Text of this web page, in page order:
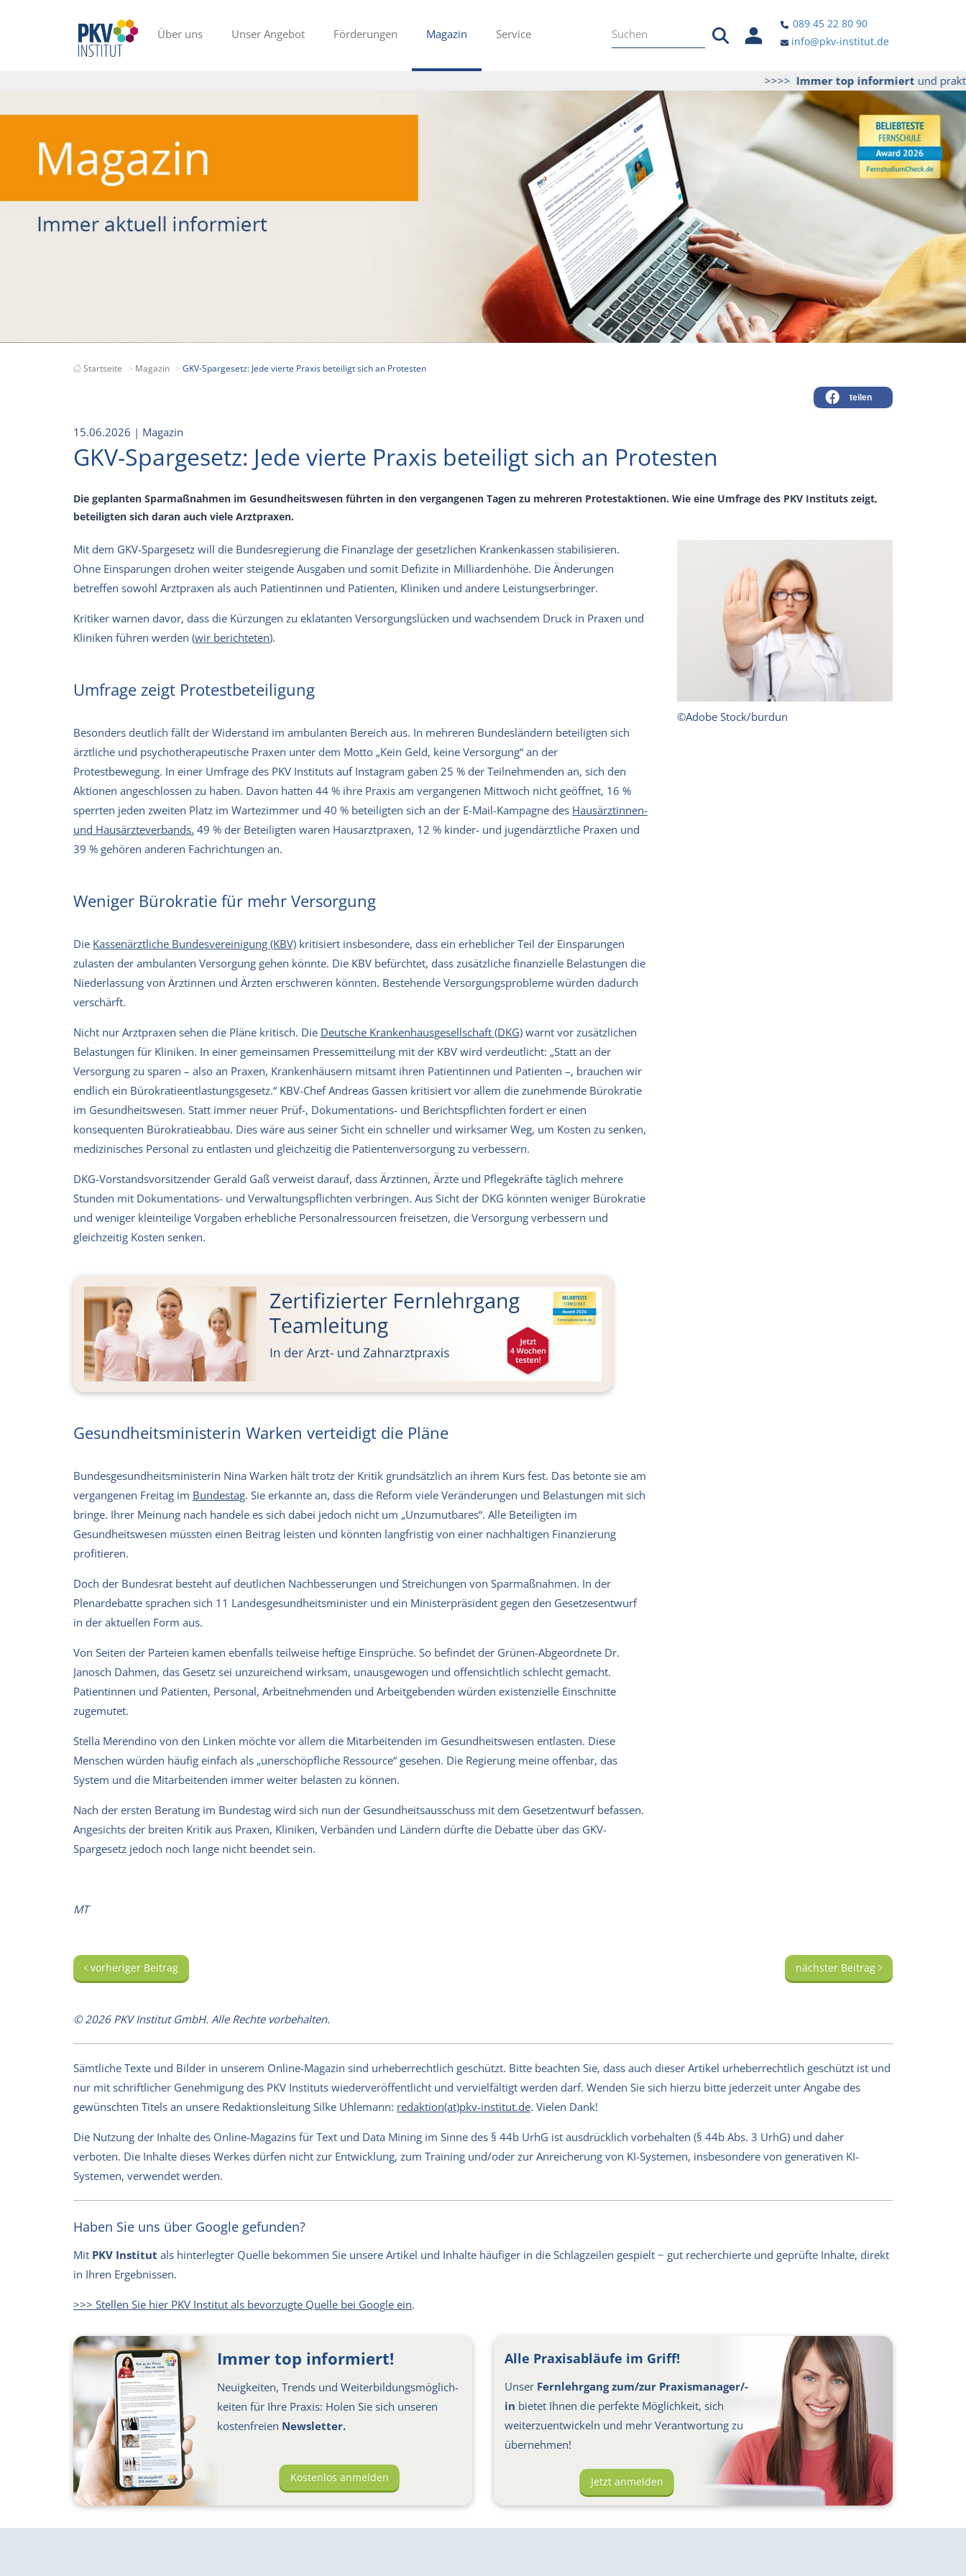
Über uns Unser Angebot Förderungen Magazin Service
089 45 22 80 90
info@pkv-institut.de
Immer top informiertund praktische
Startseite Magazin GKV-Spargesetz: Jede vierte Praxis beteiligt sich an Protesten
teilen
15.06.2026 | Magazin
GKV-Spargesetz: Jede vierte Praxis beteiligt sich an Protesten
Die geplanten Sparmaßnahmen im Gesundheitswesen führten in den vergangenen Tagen zu mehreren Protestaktionen. Wie eine Umfrage des PKV Instituts zeigt,
beteiligten sich daran auch viele Arztpraxen.
©Adobe Stock/burdun
Mit dem GKV-Spargesetz will die Bundesregierung die Finanzlage der gesetzlichen Krankenkassen stabilisieren.
Ohne Einsparungen drohen weiter steigende Ausgaben und somit Defizite in Milliardenhöhe. Die Änderungen
betreffen sowohl Arztpraxen als auch Patientinnen und Patienten, Kliniken und andere Leistungserbringer.
Kritiker warnen davor, dass die Kürzungen zu eklatanten Versorgungslücken und wachsendem Druck in Praxen und
Kliniken führen werden (wir berichteten).
Umfrage zeigt Protestbeteiligung
Besonders deutlich fällt der Widerstand im ambulanten Bereich aus. In mehreren Bundesländern beteiligten sich
ärztliche und psychotherapeutische Praxen unter dem Motto „Kein Geld, keine Versorgung“ an der
Protestbewegung. In einer Umfrage des PKV Instituts auf Instagram gaben 25 % der Teilnehmenden an, sich den
Aktionen angeschlossen zu haben. Davon hatten 44 % ihre Praxis am vergangenen Mittwoch nicht geöffnet, 16 %
sperrten jeden zweiten Platz im Wartezimmer und 40 % beteiligten sich an der E-Mail-Kampagne des Hausärztinnen-
und Hausärzteverbands. 49 % der Beteiligten waren Hausarztpraxen, 12 % kinder- und jugendärztliche Praxen und
39 % gehören anderen Fachrichtungen an.
Weniger Bürokratie für mehr Versorgung
Die Kassenärztliche Bundesvereinigung (KBV) kritisiert insbesondere, dass ein erheblicher Teil der Einsparungen
zulasten der ambulanten Versorgung gehen könnte. Die KBV befürchtet, dass zusätzliche finanzielle Belastungen die
Niederlassung von Ärztinnen und Ärzten erschweren könnten. Bestehende Versorgungsprobleme würden dadurch
verschärft.
Nicht nur Arztpraxen sehen die Pläne kritisch. Die Deutsche Krankenhausgesellschaft (DKG) warnt vor zusätzlichen
Belastungen für Kliniken. In einer gemeinsamen Pressemitteilung mit der KBV wird verdeutlicht: „Statt an der
Versorgung zu sparen – also an Praxen, Krankenhäusern mitsamt ihren Patientinnen und Patienten –, brauchen wir
endlich ein Bürokratieentlastungsgesetz.“ KBV-Chef Andreas Gassen kritisiert vor allem die zunehmende Bürokratie
im Gesundheitswesen. Statt immer neuer Prüf-, Dokumentations- und Berichtspflichten fordert er einen
konsequenten Bürokratieabbau. Dies wäre aus seiner Sicht ein schneller und wirksamer Weg, um Kosten zu senken,
medizinisches Personal zu entlasten und gleichzeitig die Patientenversorgung zu verbessern.
DKG-Vorstandsvorsitzender Gerald Gaß verweist darauf, dass Ärztinnen, Ärzte und Pflegekräfte täglich mehrere
Stunden mit Dokumentations- und Verwaltungspflichten verbringen. Aus Sicht der DKG könnten weniger Bürokratie
und weniger kleinteilige Vorgaben erhebliche Personalressourcen freisetzen, die Versorgung verbessern und
gleichzeitig Kosten senken.
Gesundheitsministerin Warken verteidigt die Pläne
Bundesgesundheitsministerin Nina Warken hält trotz der Kritik grundsätzlich an ihrem Kurs fest. Das betonte sie am
vergangenen Freitag im Bundestag. Sie erkannte an, dass die Reform viele Veränderungen und Belastungen mit sich
bringe. Ihrer Meinung nach handele es sich dabei jedoch nicht um „Unzumutbares“. Alle Beteiligten im
Gesundheitswesen müssten einen Beitrag leisten und könnten langfristig von einer nachhaltigen Finanzierung
profitieren.
Doch der Bundesrat besteht auf deutlichen Nachbesserungen und Streichungen von Sparmaßnahmen. In der
Plenardebatte sprachen sich 11 Landesgesundheitsminister und ein Ministerpräsident gegen den Gesetzesentwurf
in der aktuellen Form aus.
Von Seiten der Parteien kamen ebenfalls teilweise heftige Einsprüche. So befindet der Grünen-Abgeordnete Dr.
Janosch Dahmen, das Gesetz sei unzureichend wirksam, unausgewogen und offensichtlich schlecht gemacht.
Patientinnen und Patienten, Personal, Arbeitnehmenden und Arbeitgebenden würden existenzielle Einschnitte
zugemutet.
Stella Merendino von den Linken möchte vor allem die Mitarbeitenden im Gesundheitswesen entlasten. Diese
Menschen würden häufig einfach als „unerschöpfliche Ressource“ gesehen. Die Regierung meine offenbar, das
System und die Mitarbeitenden immer weiter belasten zu können.
Nach der ersten Beratung im Bundestag wird sich nun der Gesundheitsausschuss mit dem Gesetzentwurf befassen.
Angesichts der breiten Kritik aus Praxen, Kliniken, Verbänden und Ländern dürfte die Debatte über das GKV-
Spargesetz jedoch noch lange nicht beendet sein.
MT
vorheriger Beitrag nächster Beitrag
© 2026 PKV Institut GmbH. Alle Rechte vorbehalten.
Sämtliche Texte und Bilder in unserem Online-Magazin sind urheberrechtlich geschützt. Bitte beachten Sie, dass auch dieser Artikel urheberrechtlich geschützt ist und
nur mit schriftlicher Genehmigung des PKV Instituts wiederveröffentlicht und vervielfältigt werden darf. Wenden Sie sich hierzu bitte jederzeit unter Angabe des
gewünschten Titels an unsere Redaktionsleitung Silke Uhlemann: redaktion(at)pkv-institut.de. Vielen Dank!
Die Nutzung der Inhalte des Online-Magazins für Text und Data Mining im Sinne des § 44b UrhG ist ausdrücklich vorbehalten (§ 44b Abs. 3 UrhG) und daher
verboten. Die Inhalte dieses Werkes dürfen nicht zur Entwicklung, zum Training und/oder zur Anreicherung von KI-Systemen, insbesondere von generativen KI-
Systemen, verwendet werden.
Haben Sie uns über Google gefunden?
Mit PKV Institut als hinterlegter Quelle bekommen Sie unsere Artikel und Inhalte häufiger in die Schlagzeilen gespielt − gut recherchierte und geprüfte Inhalte, direkt
in Ihren Ergebnissen.
>>> Stellen Sie hier PKV Institut als bevorzugte Quelle bei Google ein.
Immer top informiert!
Neuigkeiten, Trends und Weiter­bil­dungs­möglich­
keiten für Ihre Praxis: Holen Sie sich unseren
kosten­freien Newsletter.
Kostenlos anmelden
Alle Praxisabläufe im Griff!
Unser Fernlehrgang zum/zur Praxismanager/-
in bietet Ihnen die perfekte Möglichkeit, sich
weiterzuentwickeln und mehr Verantwortung zu
übernehmen!
Jetzt anmelden